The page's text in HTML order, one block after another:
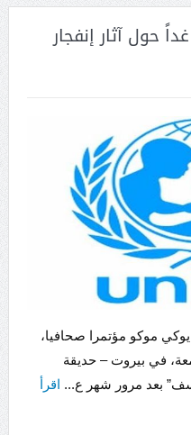
حول آثار إنفجار
موكو مؤتمرا صحافيا،
في بيروت – حديقة
بعد مرور شهر ع... اقرأ